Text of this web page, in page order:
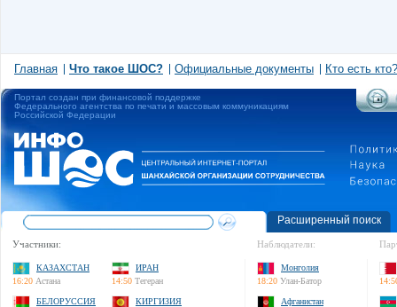
Главная Что такое ШОС? Официальные документы Кто есть кто?
Портал создан при финансовой поддержке
Федерального агентства по печати и массовым коммуникациям
Российской Федерации
Расширенный поиск
Участники:
КАЗАХСТАН
16:20 Астана
ИРАН
14:50 Тегеран
БЕЛОРУССИЯ
КИРГИЗИЯ
Наблюдатели:
Монголия
18:20 Улан-Батор
Афганистан